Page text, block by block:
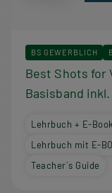
BS GEWERBLICH
Best Shots for
Basisband
Lehrbuch + E-Book
Lehrbuch mit E-
Teacher´s Guide